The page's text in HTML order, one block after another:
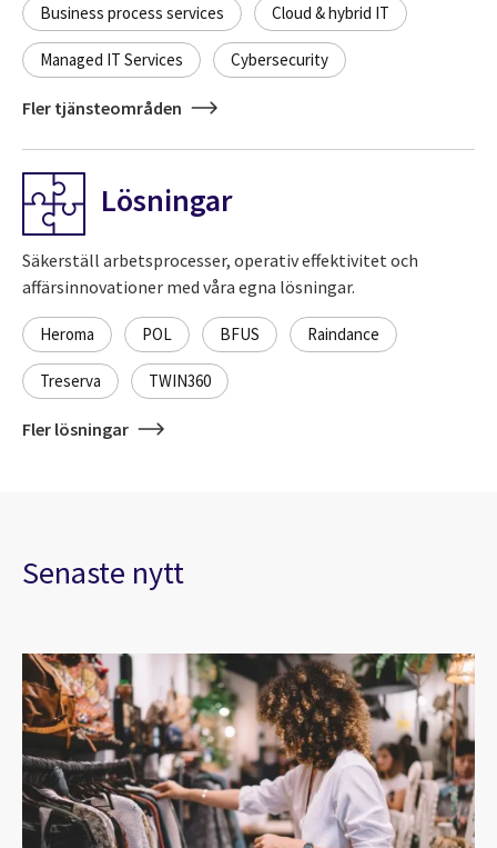
Business process services Cloud & hybrid IT
Managed IT Services Cybersecurity
Fler tjänsteområden
Lösningar
Säkerställ arbetsprocesser, operativ effektivitet och
affärsinnovationer med våra egna lösningar.
Heroma POL BFUS Raindance
Treserva TWIN360
Fler lösningar
Senaste nytt